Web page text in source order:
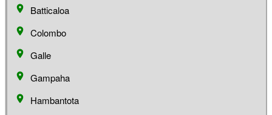
Batticaloa
Colombo
Galle
Gampaha
Hambantota